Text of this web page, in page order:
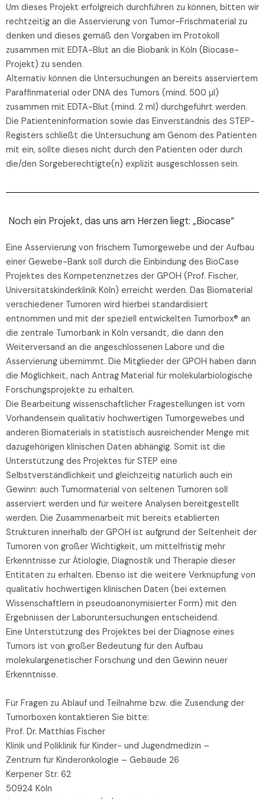
Um dieses Projekt erfolgreich durchführen zu können, bitten wir
rechtzeitig an die Asservierung von Tumor-Frischmaterial zu
denken und dieses gemäß den Vorgaben im Protokoll
zusammen mit EDTA-Blut an die Biobank in Köln (Biocase-
Projekt) zu senden.
Alternativ können die Untersuchungen an bereits asserviertem
Paraffinmaterial oder DNA des Tumors (mind. 500 µl)
zusammen mit EDTA-Blut (mind. 2 ml) durchgeführt werden.
Die Patienteninformation sowie das Einverständnis des STEP-
Registers schließt die Untersuchung am Genom des Patienten
mit ein, sollte dieses nicht durch den Patienten oder durch
die/den Sorgeberechtigte(n) explizit ausgeschlossen sein.
Noch ein Projekt, das uns am Herzen liegt: „Biocase“
Eine Asservierung von frischem Tumorgewebe und der Aufbau
einer Gewebe-Bank soll durch die Einbindung des BioCase
Projektes des Kompetenznetzes der GPOH (Prof. Fischer,
Universitätskinderklinik Köln) erreicht werden. Das Biomaterial
verschiedener Tumoren wird hierbei standardisiert
entnommen und mit der speziell entwickelten Tumorbox® an
die zentrale Tumorbank in Köln versandt, die dann den
Weiterversand an die angeschlossenen Labore und die
Asservierung übernimmt. Die Mitglieder der GPOH haben dann
die Möglichkeit, nach Antrag Material für molekularbiologische
Forschungsprojekte zu erhalten.
Die Bearbeitung wissenschaftlicher Fragestellungen ist vom
Vorhandensein qualitativ hochwertigen Tumorgewebes und
anderen Biomaterials in statistisch ausreichender Menge mit
dazugehörigen klinischen Daten abhängig. Somit ist die
Unterstützung des Projektes für STEP eine
Selbstverständlichkeit und gleichzeitig natürlich auch ein
Gewinn: auch Tumormaterial von seltenen Tumoren soll
asserviert werden und für weitere Analysen bereitgestellt
werden. Die Zusammenarbeit mit bereits etablierten
Strukturen innerhalb der GPOH ist aufgrund der Seltenheit der
Tumoren von großer Wichtigkeit, um mittelfristig mehr
Erkenntnisse zur Ätiologie, Diagnostik und Therapie dieser
Entitäten zu erhalten. Ebenso ist die weitere Verknüpfung von
qualitativ hochwertigen klinischen Daten (bei externen
Wissenschaftlern in pseudoanonymisierter Form) mit den
Ergebnissen der Laboruntersuchungen entscheidend.
Eine Unterstützung des Projektes bei der Diagnose eines
Tumors ist von großer Bedeutung für den Aufbau
molekulargenetischer Forschung und den Gewinn neuer
Erkenntnisse.
Für Fragen zu Ablauf und Teilnahme bzw. die Zusendung der
Tumorboxen kontaktieren Sie bitte:
Prof. Dr. Matthias Fischer
Klinik und Poliklinik für Kinder- und Jugendmedizin –
Zentrum für Kinderonkologie – Gebäude 26
Kerpener Str. 62
50924 Köln